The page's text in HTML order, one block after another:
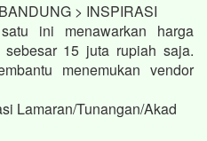
> INSPIRASI
ini menawarkan harga
15 juta rupiah saja.
menemukan vendor
Lamaran/Tunangan/Akad